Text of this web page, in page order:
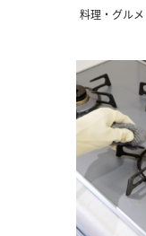
料理・グルメ